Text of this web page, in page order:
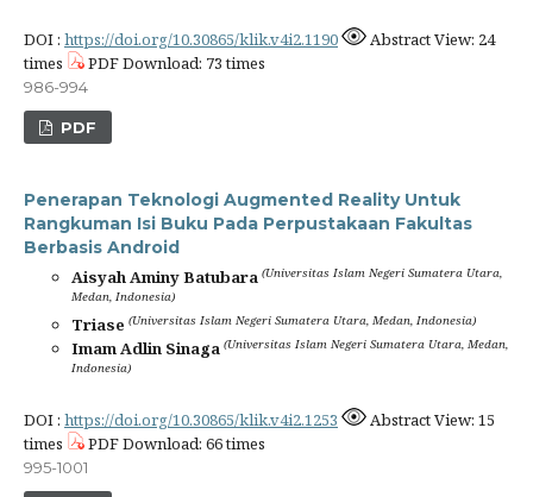
DOI : https://doi.org/10.30865/klik.v4i2.1190
Abstract View: 24
times
PDF Download: 73 times
986-994
PDF
Penerapan Teknologi Augmented Reality Untuk
Rangkuman Isi Buku Pada Perpustakaan Fakultas
Berbasis Android
Aisyah Aminy Batubara (Universitas Islam Negeri Sumatera Utara,
Medan, Indonesia)
Triase (Universitas Islam Negeri Sumatera Utara, Medan, Indonesia)
Imam Adlin Sinaga (Universitas Islam Negeri Sumatera Utara, Medan,
Indonesia)
DOI : https://doi.org/10.30865/klik.v4i2.1253
Abstract View: 15
times
PDF Download: 66 times
995-1001